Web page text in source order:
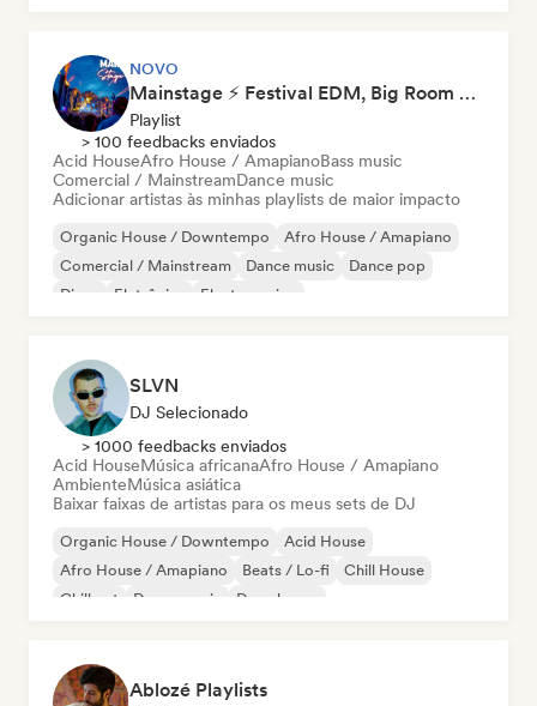
NOVO
Mainstage ⚡ Festival EDM, Big Room & House Anthems
Playlist
> 100 feedbacks enviados
Acid HouseAfro House / AmapianoBass music
Comercial / MainstreamDance music
Adicionar artistas às minhas playlists de maior impacto
Organic House / Downtempo
Afro House / Amapiano
Comercial / Mainstream
Dance music
Dance pop
Disco
Eletrônica Electro swing
SLVN
DJ Selecionado
> 1000 feedbacks enviados
Acid HouseMúsica africanaAfro House / Amapiano
AmbienteMúsica asiática
Baixar faixas de artistas para os meus sets de DJ
Organic House / Downtempo
Acid House
Afro House / Amapiano
Beats / Lo-fi
Chill House
Chill out
Dance music Deep house
Ablozé Playlists